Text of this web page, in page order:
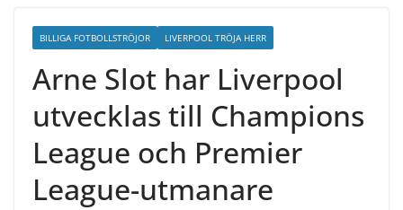
BILLIGA FOTBOLLSTRÖJOR LIVERPOOL TRÖJA HERR
Arne Slot har Liverpool
utvecklas till Champions
League och Premier
League-utmanare